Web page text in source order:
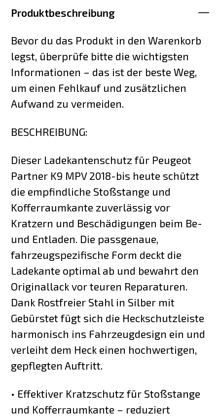
Produktbeschreibung
Bevor du das Produkt in den Warenkorb
legst, überprüfe bitte die wichtigsten
Informationen – das ist der beste Weg,
um einen Fehlkauf und zusätzlichen
Aufwand zu vermeiden.
BESCHREIBUNG:
Dieser Ladekantenschutz für Peugeot
Partner K9 MPV 2018-bis heute schützt
die empfindliche Stoßstange und
Kofferraumkante zuverlässig vor
Kratzern und Beschädigungen beim Be-
und Entladen. Die passgenaue,
fahrzeugspezifische Form deckt die
Ladekante optimal ab und bewahrt den
Originallack vor teuren Reparaturen.
Dank Rostfreier Stahl in Silber mit
Gebürstet fügt sich die Heckschutzleiste
harmonisch ins Fahrzeugdesign ein und
verleiht dem Heck einen hochwertigen,
gepflegten Auftritt.
• Effektiver Kratzschutz für Stoßstange
und Kofferraumkante – reduziert